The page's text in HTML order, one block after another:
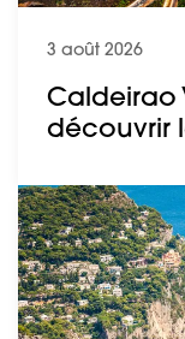
3 août 2026
Caldeirao
découvrir